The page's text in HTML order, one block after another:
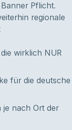
Pflicht.
regionale
wirklich NUR
für die deutsche
nach Ort der